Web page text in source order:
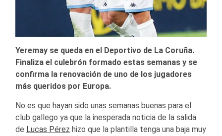
Yeremay se queda en el Deportivo de La Coruña.
Finaliza el culebrón formado estas semanas y se
confirma la renovación de uno de los jugadores
más queridos por Europa.
No es que hayan sido unas semanas buenas para el
club gallego ya que la inesperada noticia de la salida
de Lucas Pérez hizo que la plantilla tenga una baja muy